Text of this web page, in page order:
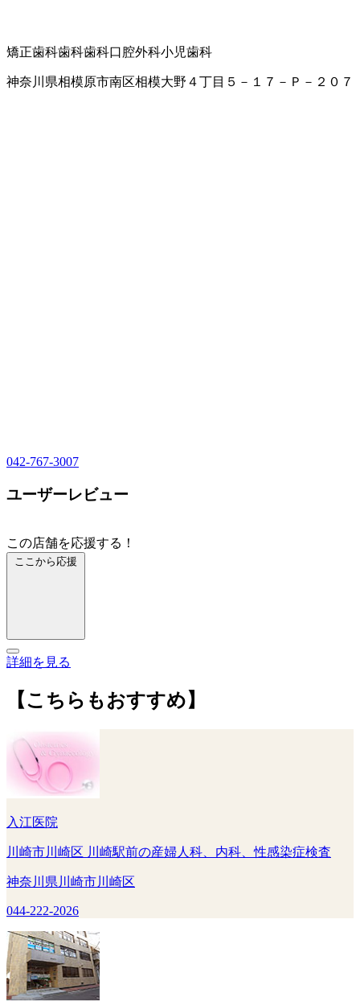
矯正歯科歯科歯科口腔外科小児歯科
神奈川県相模原市南区相模大野４丁目５－１７－Ｐ－２０７
042-767-3007
ユーザーレビュー
この店舗を応援する！
ここから応援
詳細を見る
【こちらもおすすめ】
入江医院
川崎市川崎区 川崎駅前の産婦人科、内科、性感染症検査
神奈川県川崎市川崎区
044-222-2026